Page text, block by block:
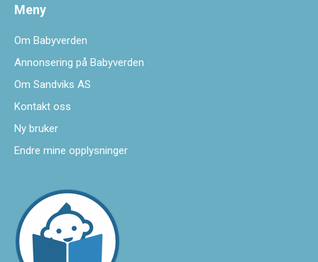
Meny
Om Babyverden
Annonsering på Babyverden
Om Sandviks AS
Kontakt oss
Ny bruker
Endre mine opplysninger